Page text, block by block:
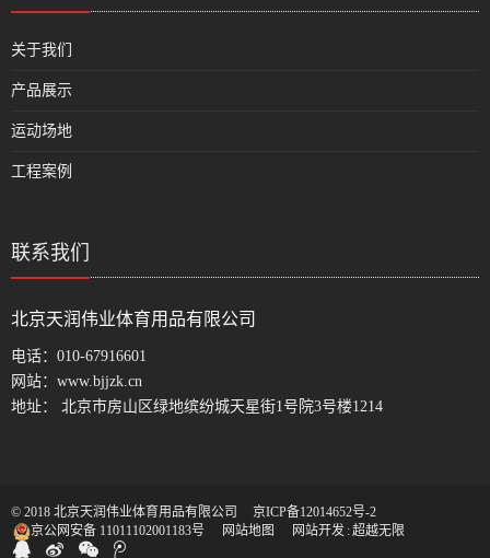
关于我们
产品展示
运动场地
工程案例
联系我们
北京天润伟业体育用品有限公司
电话： 010-67916601
网站： www.bjjzk.cn
地址： 北京市房山区绿地缤纷城天星街1号院3号楼1214
© 2018 北京天润伟业体育用品有限公司
京ICP备12014652号-2
京公网安备 11011102001183号
网站地图 网站开发 :超越无限